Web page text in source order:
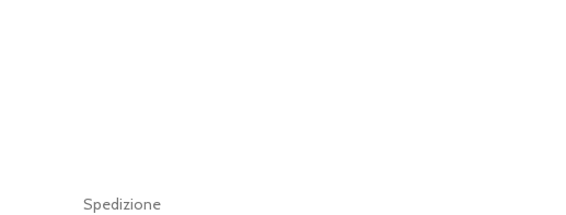
Spedizione